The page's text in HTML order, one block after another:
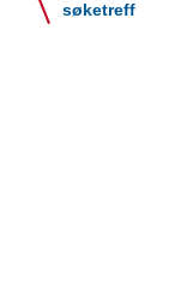
søketreff